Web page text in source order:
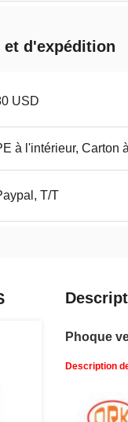
d'expédition
USD
à l'intérieur, Carton
T/T
Phoque
Description